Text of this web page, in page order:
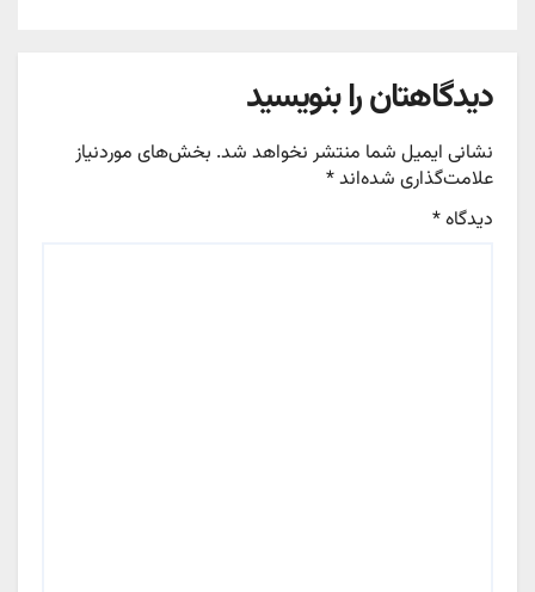
دیدگاهتان را بنویسید
نشانی ایمیل شما منتشر نخواهد شد. بخش‌های موردنیاز
علامت‌گذاری شده‌اند*
دیدگاه*